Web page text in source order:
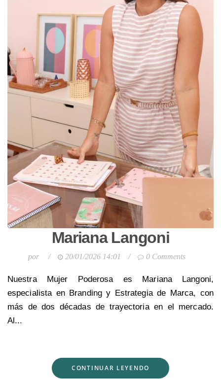
Mariana Langoni
por / 20/01/2026 14:01 / 0 Comments
Nuestra Mujer Poderosa es Mariana Langoni,
especialista en Branding y Estrategia de Marca, con
más de dos décadas de trayectoria en el mercado.
Al...
CONTINUAR LEYENDO